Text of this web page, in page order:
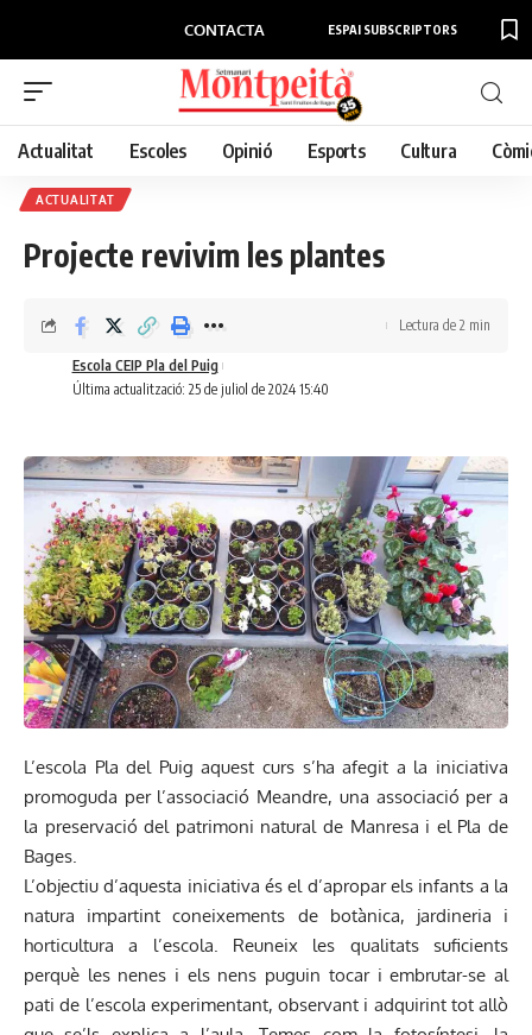
CONTACTA ESPAI SUBSCRIPTORS
Actualitat Escoles Opinió Esports Cultura
ACTUALITAT
Projecte revivim les plantes
Última actualització: 25 de juliol de 2024 15:40
Escola CEIP Pla del Puig
Lectura de 2 min
L’escola Pla del Puig aquest curs s’ha afegit a la iniciativa
promoguda per l’associació Meandre, una associació per a
la preservació del patrimoni natural de Manresa i el Pla de
Bages.
L’objectiu d’aquesta iniciativa és el d’apropar els infants a la
natura impartint coneixements de botànica, jardineria i
horticultura a l’escola. Reuneix les qualitats suficients
perquè les nenes i els nens puguin tocar i embrutar-se al
pati de l’escola experimentant, observant i adquirint tot allò